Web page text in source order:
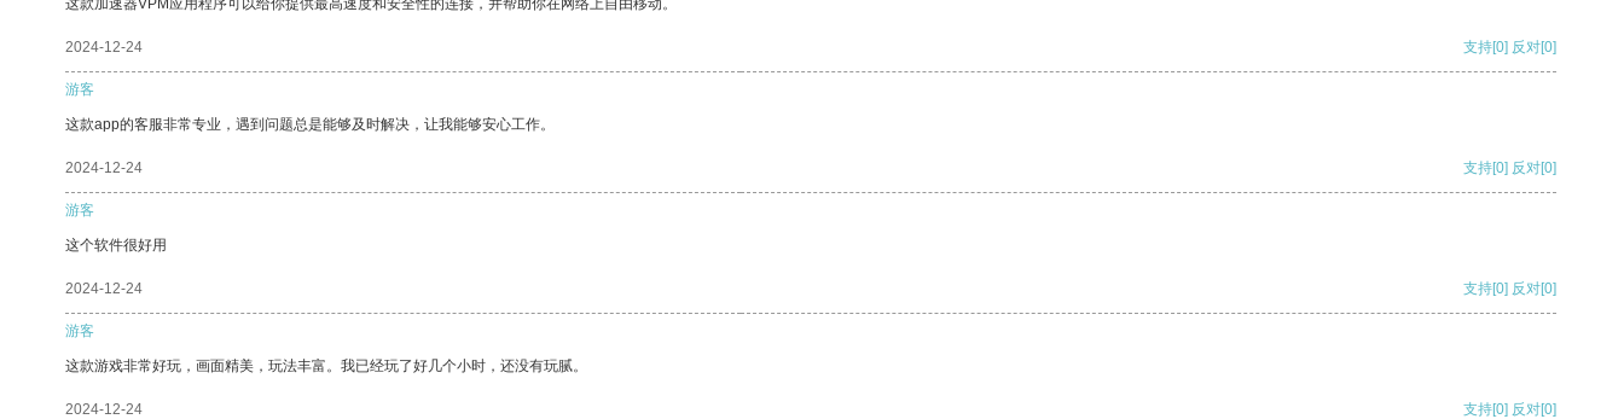
这款加速器VPM应用程序可以给你提供最高速度和安全性的连接，并帮助你在网络上自由移动。
2024-12-24 支持[0] 反对[0]
游客
这款app的客服非常专业，遇到问题总是能够及时解决，让我能够安心工作。
2024-12-24 支持[0] 反对[0]
游客
这个软件很好用
2024-12-24 支持[0] 反对[0]
游客
这款游戏非常好玩，画面精美，玩法丰富。我已经玩了好几个小时，还没有玩腻。
2024-12-24 支持[0] 反对[0]